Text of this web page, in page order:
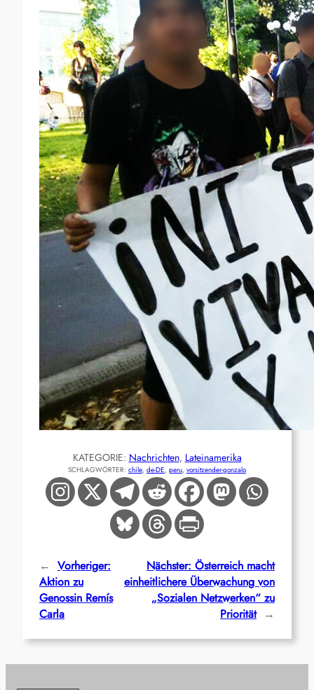
KATEGORIE: Nachrichten, Lateinamerika
SCHLAGWÖRTER: chile, de-DE, peru, vorsitzender-gonzalo
← Vorheriger:
Aktion zu
Genossin Remís
Carla
Nächster: Österreich macht
einheitlichere Überwachung von
„Sozialen Netzwerken“ zu
Priorität →